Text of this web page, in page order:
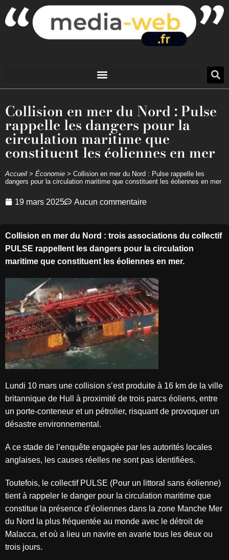
Collision en mer du Nord : Pulse
rappelle les dangers pour la
circulation maritime que
constituent les éoliennes en mer
Accueil > Économie > Collision en mer du Nord : Pulse rappelle les
dangers pour la circulation maritime que constituent les éoliennes en mer
19 mars 2025 Aucun commentaire
Collision en mer du Nord : trois associations du collectif
PULSE rappellent les dangers pour la circulation
maritime que constituent les éoliennes en mer.
Lundi 10 mars une collision s’est produite à 16 km de la ville
britannique de Hull à proximité de trois parcs éoliens, entre
un porte-conteneur et un pétrolier, risquant de provoquer un
désastre environnemental.
A ce stade de l’enquête engagée par les autorités locales
anglaises, les causes réelles ne sont pas identifiées.
Toutefois, le collectif PULSE (Pour un littoral sans éolienne)
tient à rappeler le danger pour la circulation maritime que
constitue la présence d’éoliennes dans la zone Manche Mer
du Nord la plus fréquentée au monde avec le détroit de
Malacca, et où a lieu un navire en avarie tous les deux ou
trois jours.